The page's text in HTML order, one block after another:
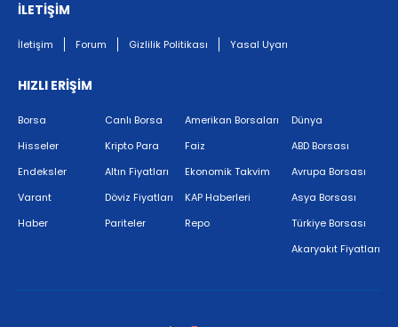
İLETİŞİM
İletişim Forum Gizlilik Politikası Yasal Uyarı
HIZLI ERİŞİM
Borsa
Hisseler
Endeksler
Varant
Haber
Canlı Borsa
Kripto Para
Altın Fiyatları
Döviz Fiyatları
Pariteler
Amerikan Borsaları
Faiz
Ekonomik Takvim
KAP Haberleri
Repo
Dünya
ABD Borsası
Avrupa Borsası
Asya Borsası
Türkiye Borsası
Akaryakıt Fiyatları